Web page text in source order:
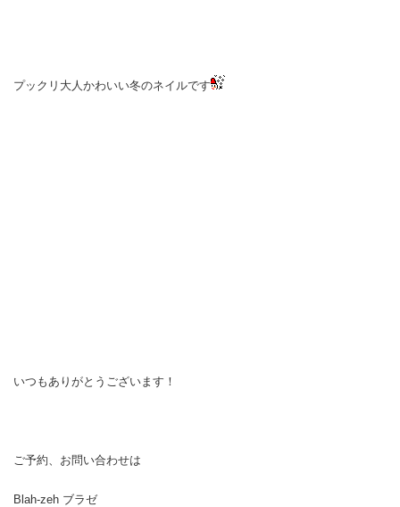
プックリ大人かわいい冬のネイルです
いつもありがとうございます！
ご予約、お問い合わせは
Blah-zeh ブラゼ